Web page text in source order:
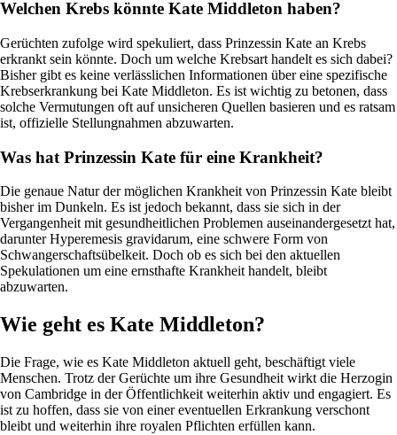
Welchen Krebs könnte Kate Middleton haben?
Gerüchten zufolge wird spekuliert, dass Prinzessin Kate an Krebs
erkrankt sein könnte. Doch um welche Krebsart handelt es sich dabei?
Bisher gibt es keine verlässlichen Informationen über eine spezifische
Krebserkrankung bei Kate Middleton. Es ist wichtig zu betonen, dass
solche Vermutungen oft auf unsicheren Quellen basieren und es ratsam
ist, offizielle Stellungnahmen abzuwarten.
Was hat Prinzessin Kate für eine Krankheit?
Die genaue Natur der möglichen Krankheit von Prinzessin Kate bleibt
bisher im Dunkeln. Es ist jedoch bekannt, dass sie sich in der
Vergangenheit mit gesundheitlichen Problemen auseinandergesetzt hat,
darunter Hyperemesis gravidarum, eine schwere Form von
Schwangerschaftsübelkeit. Doch ob es sich bei den aktuellen
Spekulationen um eine ernsthafte Krankheit handelt, bleibt
abzuwarten.
Wie geht es Kate Middleton?
Die Frage, wie es Kate Middleton aktuell geht, beschäftigt viele
Menschen. Trotz der Gerüchte um ihre Gesundheit wirkt die Herzogin
von Cambridge in der Öffentlichkeit weiterhin aktiv und engagiert. Es
ist zu hoffen, dass sie von einer eventuellen Erkrankung verschont
bleibt und weiterhin ihre royalen Pflichten erfüllen kann.